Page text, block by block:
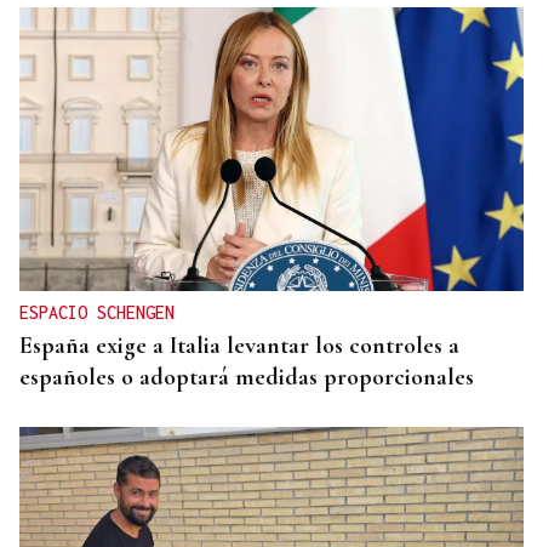
ESPACIO SCHENGEN
España exige a Italia levantar los controles a
españoles o adoptará medidas proporcionales